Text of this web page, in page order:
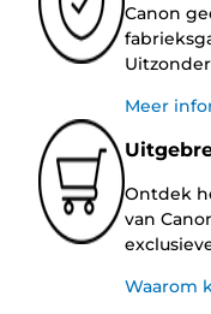
Canon
Meer
Ontdek
van
Waarom